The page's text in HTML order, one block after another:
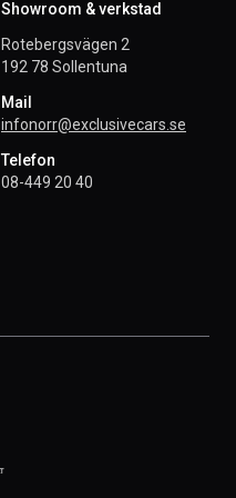
Showroom & verkstad
Rotebergsvägen 2
192 78 Sollentuna
Mail
infonorr@exclusivecars.se
Telefon
08-449 20 40